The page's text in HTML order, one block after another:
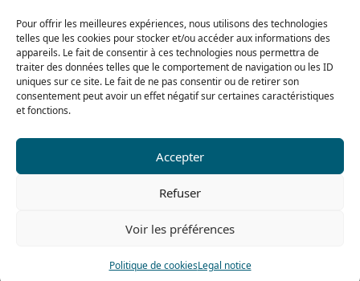
Pour offrir les meilleures expériences, nous utilisons des technologies
telles que les cookies pour stocker et/ou accéder aux informations des
appareils. Le fait de consentir à ces technologies nous permettra de
traiter des données telles que le comportement de navigation ou les ID
uniques sur ce site. Le fait de ne pas consentir ou de retirer son
consentement peut avoir un effet négatif sur certaines caractéristiques
et fonctions.
Accepter
Refuser
Voir les préférences
Politique de cookiesLegal notice
From 8h to 12h30 and from 13h30 to 16h
Our range for particulars
478 rue Alexandre Richetta